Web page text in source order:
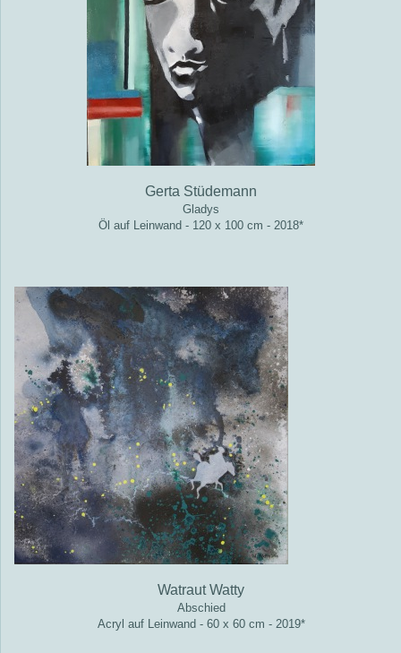
Gerta Stüdemann
Gladys
Öl auf Leinwand - 120 x 100 cm - 2018*
Watraut Watty
Abschied
Acryl auf Leinwand - 60 x 60 cm - 2019*